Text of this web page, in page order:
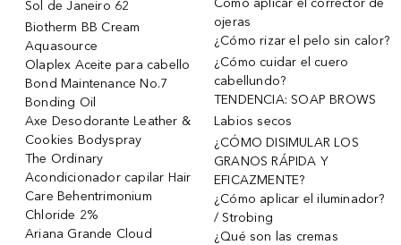
Sol de Janeiro 62
Biotherm BB Cream
Aquasource
Olaplex Aceite para cabello
Bond Maintenance No.7
Bonding Oil
Axe Desodorante Leather &
Cookies Bodyspray
The Ordinary
Acondicionador capilar Hair
Care Behentrimonium
Chloride 2%
Ariana Grande Cloud
Cómo aplicar el corrector de
ojeras
¿Cómo rizar el pelo sin calor?
¿Cómo cuidar el cuero
cabellundo?
TENDENCIA: SOAP BROWS
Labios secos
¿CÓMO DISIMULAR LOS
GRANOS RÁPIDA Y
EFICAZMENTE?
¿Cómo aplicar el iluminador?
/ Strobing
¿Qué son las cremas